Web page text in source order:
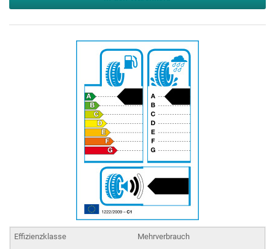
Mehrverbrauch